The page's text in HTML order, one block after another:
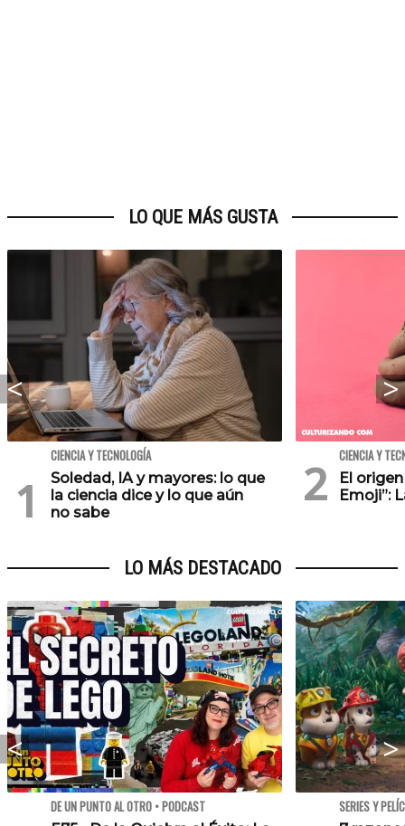
LO QUE MÁS GUSTA
CIENCIA Y TECNOLOGÍA
Soledad, IA y mayores: lo que
la ciencia dice y lo que aún
no sabe
CIENCIA Y
El
Emoji”:
LO MÁS DESTACADO
DE UN PUNTO AL OTRO • PODCAST
SERIES Y